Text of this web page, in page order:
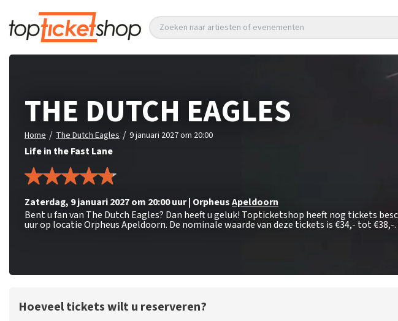
Zoeken naar artiesten of evenementen
THE DUTCH EAGLES
Home / The Dutch Eagles / 9 januari 2027 om 20:00
Life in the Fast Lane
zaterdag, 9 januari 2027 om 20:00uur| OrpheusApeldoorn
Bent u fan van The Dutch Eagles? Dan heeft u geluk! Topticketshop heeft nog tickets
uur op locatie Orpheus Apeldoorn. De nominale waarde van deze tickets is€34,- tot €38,-
Hoeveel tickets wilt u reserveren?